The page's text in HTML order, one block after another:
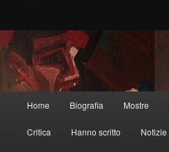
Home Biografia Mostre
Critica Hanno scritto Notizie